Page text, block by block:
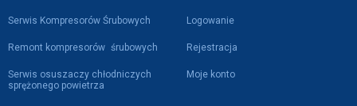
Serwis Kompresorów Śrubowych
Remont kompresorów śrubowych
Serwis osuszaczy chłodniczych
sprężonego powietrza
Logowanie
Rejestracja
Moje konto